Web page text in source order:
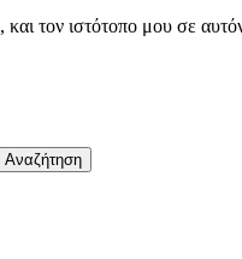
τον ιστότοπο μου σε
Αναζήτηση